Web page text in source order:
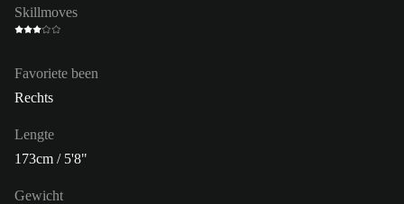
Skillmoves
Favoriete been
Rechts
Lengte
173cm / 5'8"
Gewicht